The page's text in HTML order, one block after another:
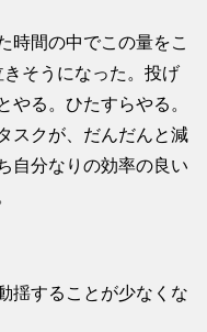
時間の中でこの量をこ
そうになった。投げ
やる。ひたすらやる。
スクが、だんだんと減
自分なりの効率の良い
揺することが少なくな